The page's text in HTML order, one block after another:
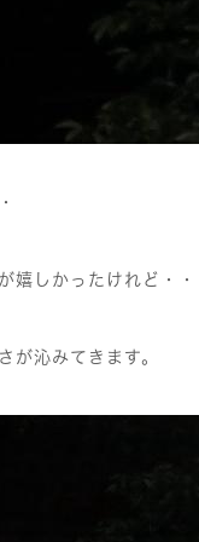
嬉しかったけれど・
が沁みてきます。